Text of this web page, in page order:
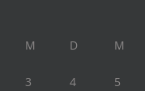
M
D M
3
4 5